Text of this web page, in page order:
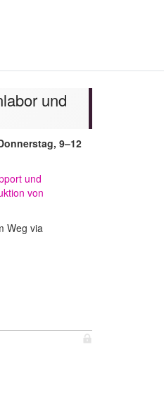
und
9–12
und
von
Weg via